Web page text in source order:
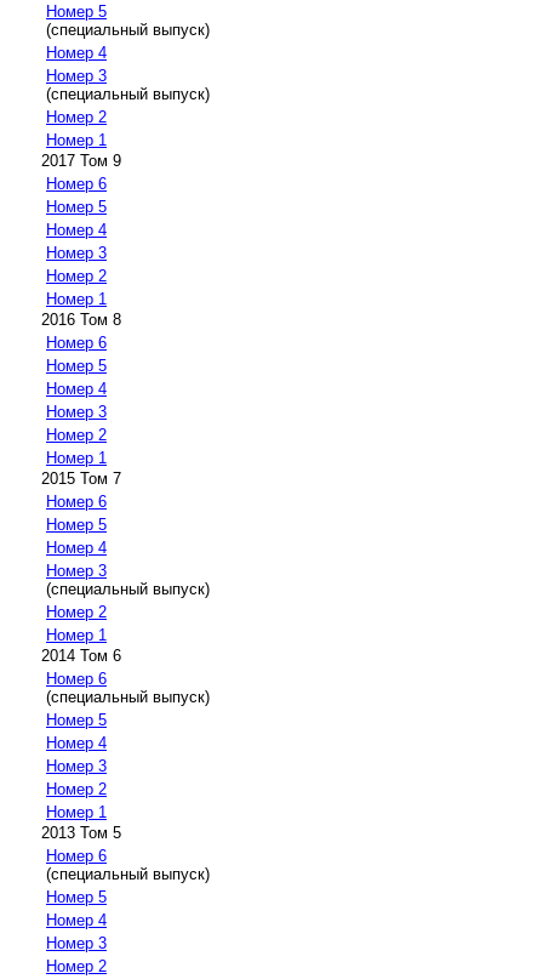
Номер 5
(специальный выпуск)
Номер 4
Номер 3
(специальный выпуск)
Номер 2
Номер 1
2017 Том 9
Номер 6
Номер 5
Номер 4
Номер 3
Номер 2
Номер 1
2016 Том 8
Номер 6
Номер 5
Номер 4
Номер 3
Номер 2
Номер 1
2015 Том 7
Номер 6
Номер 5
Номер 4
Номер 3
(специальный выпуск)
Номер 2
Номер 1
2014 Том 6
Номер 6
(специальный выпуск)
Номер 5
Номер 4
Номер 3
Номер 2
Номер 1
2013 Том 5
Номер 6
(специальный выпуск)
Номер 5
Номер 4
Номер 3
Номер 2